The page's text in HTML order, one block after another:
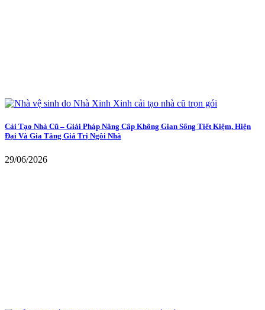
Cải Tạo Nhà Cũ – Giải Pháp Nâng Cấp Không Gian Sống Tiết Kiệm, Hiện
Đại Và Gia Tăng Giá Trị Ngôi Nhà
29/06/2026